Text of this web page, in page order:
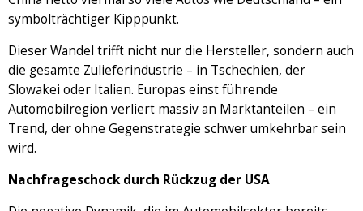
symbolträchtiger Kipppunkt.
Dieser Wandel trifft nicht nur die Hersteller, sondern auch
die gesamte Zulieferindustrie – in Tschechien, der
Slowakei oder Italien. Europas einst führende
Automobilregion verliert massiv an Marktanteilen – ein
Trend, der ohne Gegenstrategie schwer umkehrbar sein
wird.
Nachfrageschock durch Rückzug der USA